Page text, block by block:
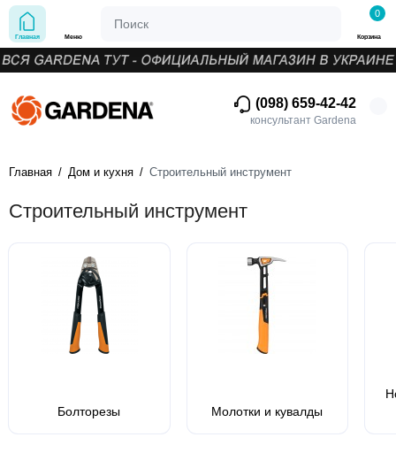
(098) 659-42-42
консультант Gardena
Главная Меню
0
Корзина
Главная Дом и кухня Строительный инструмент
Строительный инструмент
Болторезы Молотки и кувалды